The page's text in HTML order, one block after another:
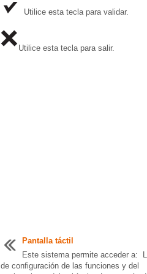
Utilice esta tecla para validar.
Utilice esta tecla para salir.
Pantalla táctil
Este sistema permite acceder a:
de configuración de las funciones y del